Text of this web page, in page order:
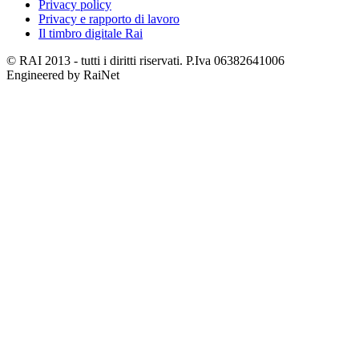
Privacy policy
Privacy e rapporto di lavoro
Il timbro digitale Rai
© RAI 2013 - tutti i diritti riservati. P.Iva 06382641006
Engineered by RaiNet